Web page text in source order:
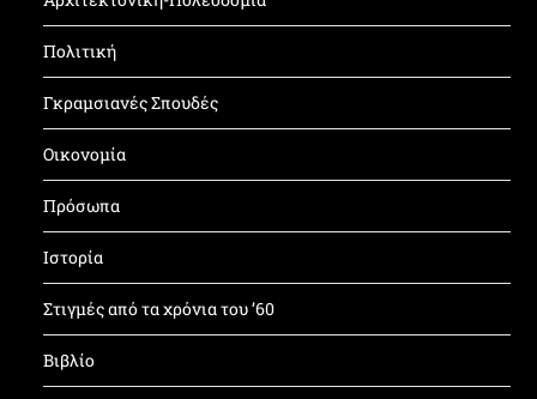
Πολιτική
Γκραμσιανές Σπουδές
Οικονομία
Πρόσωπα
Ιστορία
Στιγμές από τα χρόνια του ’60
Βιβλίο